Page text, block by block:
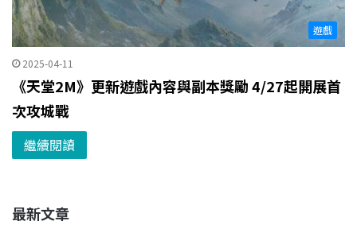
遊戲
2025-04-11
《天堂2M》更新遊戲內容與副本獎勵 4/27起開展首
次攻城戰
繼續閱讀
最新文章